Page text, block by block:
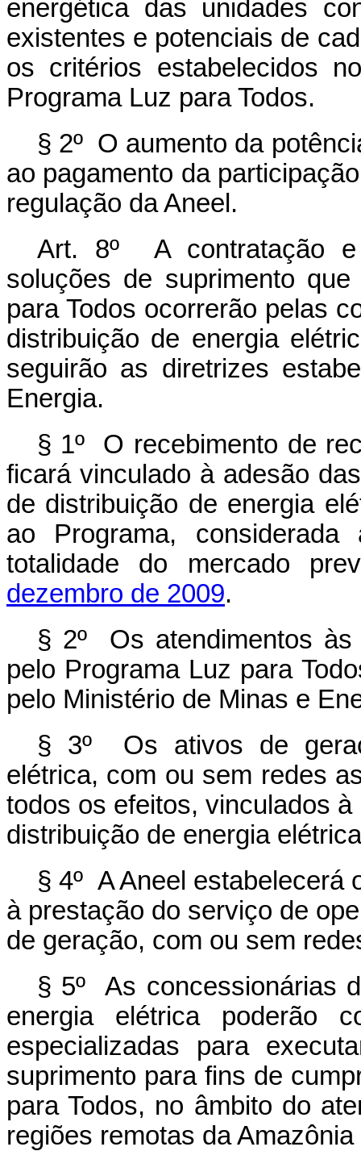
energética das unidades
existentes e potenciais de
os critérios estabelecidos
Programa Luz para Todos.
§ 2º O aumento da
ao pagamento da
regulação da Aneel.
Art. 8º A contratação e
soluções de suprimento
para Todos ocorrerão pelas
distribuição de energia
seguirão as diretrizes
Energia.
§ 1º O recebimento de
ficará vinculado à adesão
de distribuição de energia
ao Programa,
totalidade do mercado
dezembro de 2009.
§ 2º Os atendimentos às
pelo Programa Luz para
pelo Ministério de Minas e
§ 3º Os ativos de
elétrica, com ou sem redes
todos os efeitos, vinculados
distribuição de energia
§ 4º A Aneel estabelecerá
à prestação do serviço de
de geração, com ou sem
§ 5º As concessionárias
energia elétrica poderão
especializadas para
suprimento para fins de
para Todos, no âmbito do
regiões remotas da Amazônia